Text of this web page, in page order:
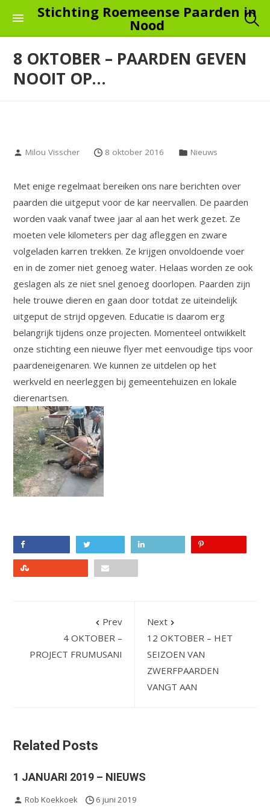
the
content
Stichting Roemeense Paarden in
Nood
8 OKTOBER – PAARDEN GEVEN
NOOIT OP…
Milou Visscher 8 oktober 2016 Nieuws
Met enige regelmaat bereiken ons nare berichten over
paarden die uitgeput voor de kar neervallen. De paarden
worden vaak vanaf twee jaar al aan het werk gezet. Ze
moeten vele kilometers per dag afleggen en zware
volgeladen karren trekken. Ze krijgen onvoldoende voer
en in de zomer niet genoeg water. Helaas worden ze ook
geslagen als ze niet snel genoeg doorlopen. Paarden zijn
hele trouwe dieren en gaan door totdat ze uiteindelijk
uitgeput de strijd opgeven. Educatie is daarom erg
belangrijk tijdens onze projecten. Momenteel ontwikkelt
onze stichting een nieuwe flyer met eenvoudige tips voor
paardeneigenaren. We kunnen ze uitdelen op het
werkveld en neerleggen bij gemeentehuizen en lokale
dierenartsen.
Prev
4 OKTOBER –
PROJECT FRUMUSANI
Next
12 OKTOBER – HET
SEIZOEN VAN
ZWERFPAARDEN
VANGT AAN
Related Posts
1 JANUARI 2019 – NIEUWS
Rob Koekkoek 6 juni 2019